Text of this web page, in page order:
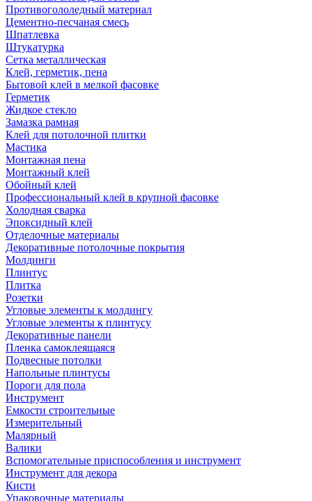
Противогололедный материал
Цементно-песчаная смесь
Шпатлевка
Штукатурка
Сетка металлическая
Клей, герметик, пена
Бытовой клей в мелкой фасовке
Герметик
Жидкое стекло
Замазка рамная
Клей для потолочной плитки
Мастика
Монтажная пена
Монтажный клей
Обойный клей
Профессиональный клей в крупной фасовке
Холодная сварка
Эпоксидный клей
Отделочные материалы
Декоративные потолочные покрытия
Молдинги
Плинтус
Плитка
Розетки
Угловые элементы к молдингу
Угловые элементы к плинтусу
Декоративные панели
Пленка самоклеящаяся
Подвесные потолки
Напольные плинтусы
Пороги для пола
Инструмент
Емкости строительные
Измерительный
Малярный
Валики
Вспомогательные приспособления и инструмент
Инструмент для декора
Кисти
Упаковочные материалы